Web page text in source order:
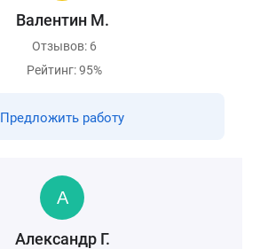
Валентин М.
Отзывов: 6
Рейтинг: 95%
Предложить работу
Александр Г.